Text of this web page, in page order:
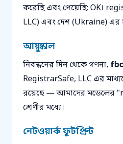
করেছি এবং পেয়েছি: OK।
LLC) এবং দেশ (Ukraine) এর
আয়ুষ্কাল
নিবন্ধনের দিন থেকে গণনা,
RegistrarSafe, LLC এর
রয়েছে — আমাদের মডেলের
শ্রেণীর মধ্যে।
নেটওয়ার্ক ফুটপ্রিন্ট